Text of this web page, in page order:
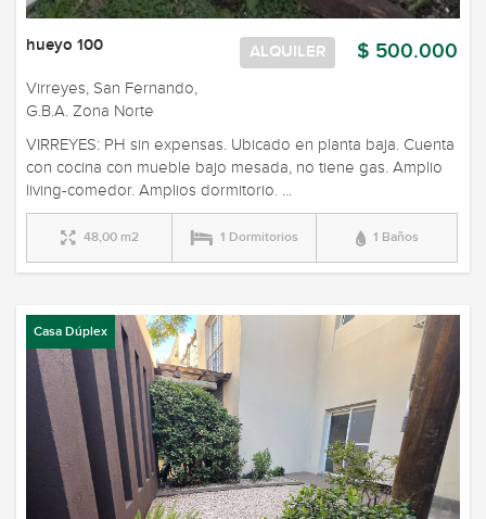
$ 500.000
ALQUILER
hueyo 100
Virreyes, San Fernando,
G.B.A. Zona Norte
VIRREYES: PH sin expensas. Ubicado en planta baja. Cuenta
con cocina con mueble bajo mesada, no tiene gas. Amplio
living-comedor. Amplios dormitorio. ...
48,00 m2 1 Dormitorios 1 Baños
Casa Dúplex